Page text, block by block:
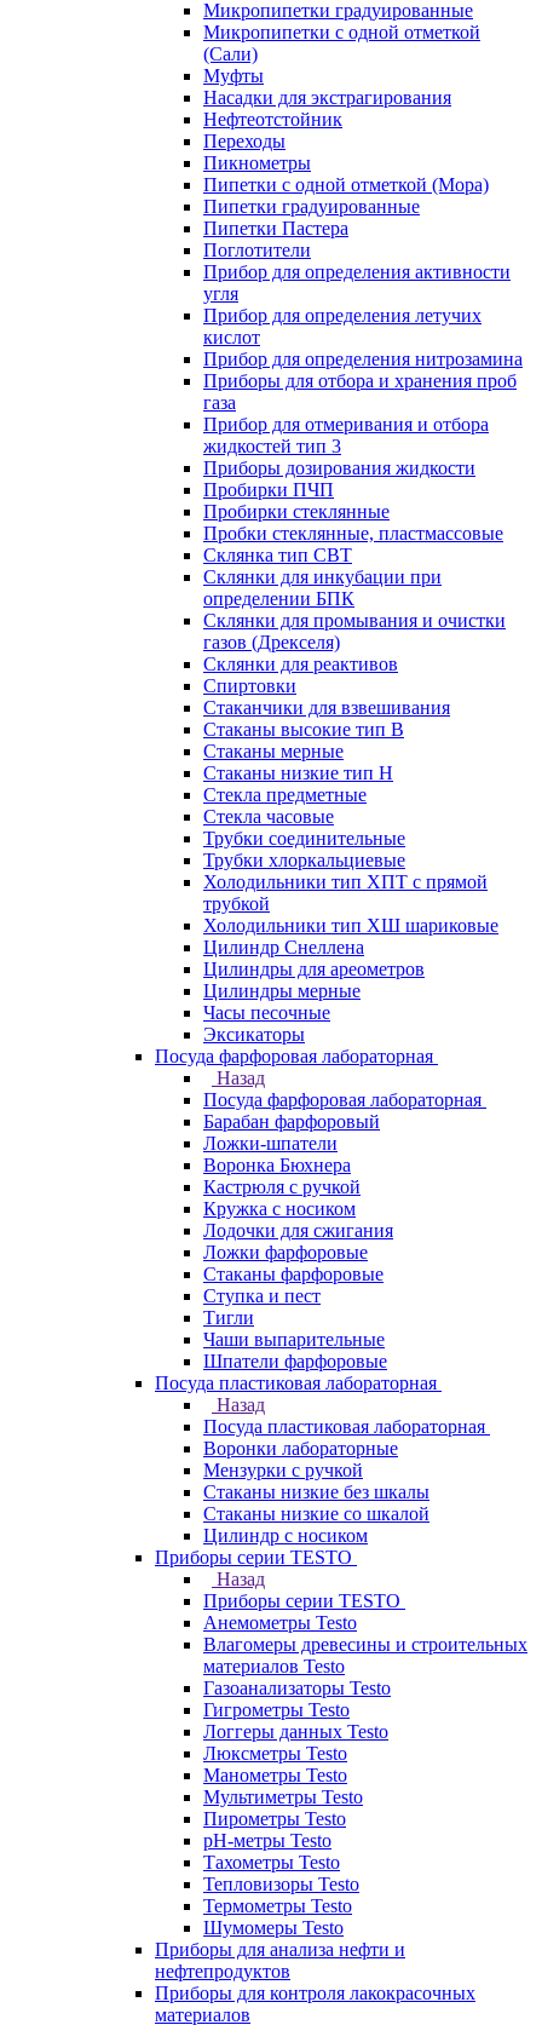
Микропипетки градуированные
Микропипетки с одной отметкой
(Сали)
Муфты
Насадки для экстрагирования
Нефтеотстойник
Переходы
Пикнометры
Пипетки с одной отметкой (Мора)
Пипетки градуированные
Пипетки Пастера
Поглотители
Прибор для определения активности
угля
Прибор для определения летучих
кислот
Прибор для определения нитрозамина
Приборы для отбора и хранения проб
газа
Прибор для отмеривания и отбора
жидкостей тип 3
Приборы дозирования жидкости
Пробирки ПЧП
Пробирки стеклянные
Пробки стеклянные, пластмассовые
Склянка тип СВТ
Склянки для инкубации при
определении БПК
Склянки для промывания и очистки
газов (Дрекселя)
Склянки для реактивов
Спиртовки
Стаканчики для взвешивания
Стаканы высокие тип В
Стаканы мерные
Стаканы низкие тип Н
Стекла предметные
Стекла часовые
Трубки соединительные
Трубки хлоркальциевые
Холодильники тип ХПТ с прямой
трубкой
Холодильники тип ХШ шариковые
Цилиндр Снеллена
Цилиндры для ареометров
Цилиндры мерные
Часы песочные
Эксикаторы
Посуда фарфоровая лабораторная
Назад
Посуда фарфоровая лабораторная
Барабан фарфоровый
Ложки-шпатели
Воронка Бюхнера
Кастрюля с ручкой
Кружка с носиком
Лодочки для сжигания
Ложки фарфоровые
Стаканы фарфоровые
Ступка и пест
Тигли
Чаши выпарительные
Шпатели фарфоровые
Посуда пластиковая лабораторная
Назад
Посуда пластиковая лабораторная
Воронки лабораторные
Мензурки с ручкой
Стаканы низкие без шкалы
Стаканы низкие со шкалой
Цилиндр с носиком
Приборы серии TESTO
Назад
Приборы серии TESTO
Анемометры Testo
Влагомеры древесины и строительных
материалов Testo
Газоанализаторы Testo
Гигрометры Testo
Логгеры данных Testo
Люксметры Testo
Манометры Testo
Мультиметры Testo
Пирометры Testo
pH-метры Testo
Тахометры Testo
Тепловизоры Testo
Термометры Testo
Шумомеры Testo
Приборы для анализа нефти и
нефтепродуктов
Приборы для контроля лакокрасочных
материалов